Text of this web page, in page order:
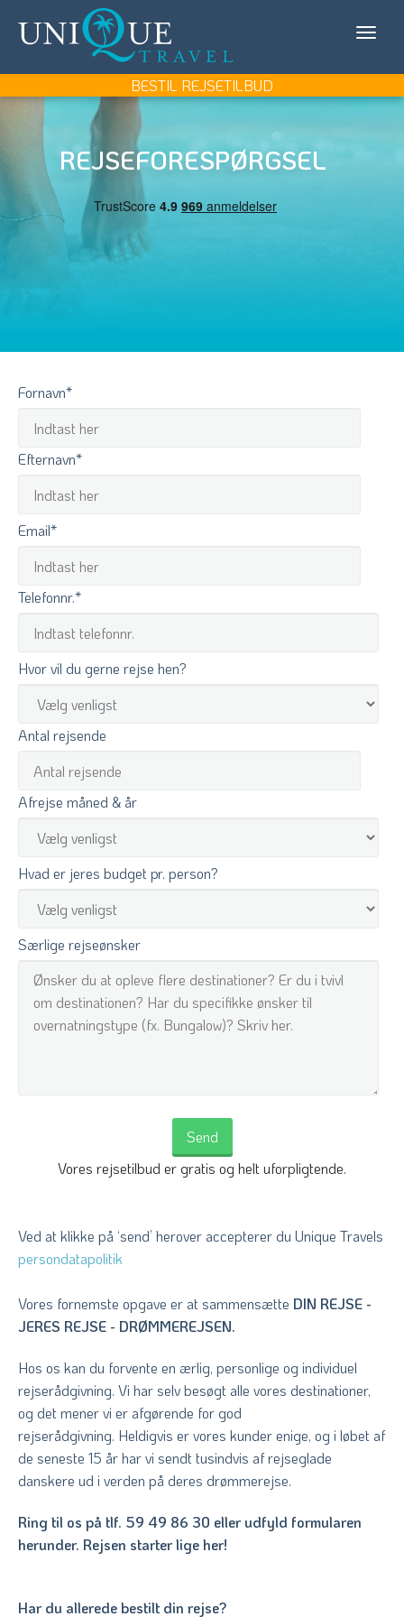
KONTAKT OS
MIN REJSE/LOG IN
Travel
BESTIL REJSETILBUD
REJSEMÅL
REJSETYPER
UDFLUGTER
REJSEFORESPØRGSEL
Fornavn*
Efternavn*
Email*
Telefonnr.*
Hvor vil du gerne rejse hen?
Antal rejsende
Afrejse måned & år
Hvad er jeres budget pr. person?
Særlige rejseønsker
Vores rejsetilbud er gratis og helt uforpligtende.
Ved at klikke på ‘send’ herover accepterer du Unique Travels
persondatapolitik
Vores fornemste opgave er at sammensætte DIN REJSE -
JERES REJSE - DRØMMEREJSEN.
Hos os kan du forvente en ærlig, personlige og individuel
rejserådgivning. Vi har selv besøgt alle vores destinationer,
og det mener vi er afgørende for god
rejserådgivning. Heldigvis er vores kunder enige, og i løbet af
de seneste 15 år har vi sendt tusindvis af rejseglade
danskere ud i verden på deres drømmerejse.
Ring til os på tlf. 59 49 86 30 eller udfyld formularen
herunder. Rejsen starter lige her!
Har du allerede bestilt din rejse?